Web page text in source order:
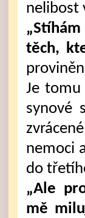
nelibost
těch,
Je tomu
synové
nemoci
do
„Ale
mě